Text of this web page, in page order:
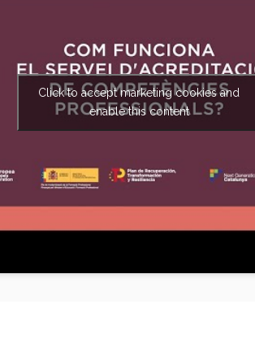
Click to accept marketing cookies and
enable this content